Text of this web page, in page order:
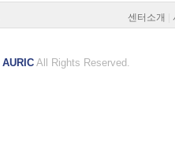
센터소개
AURIC All Rights Reserved.